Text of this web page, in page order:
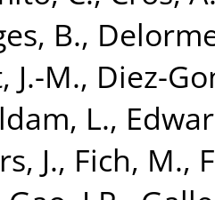
B.,
J.-M., Diez-
L.,
J., Fich, M.,